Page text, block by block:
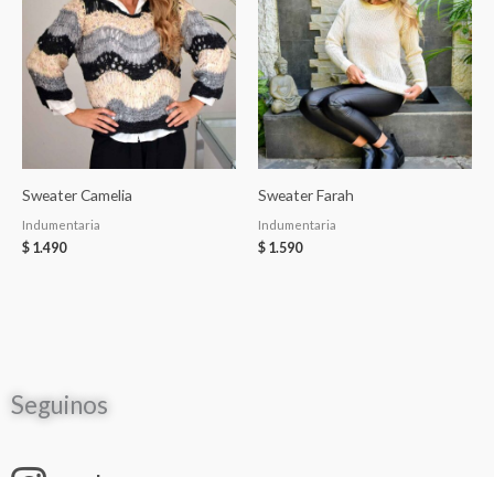
Sweater Camelia
Indumentaria
$ 1.490
Sweater Farah
Indumentaria
$ 1.590
Seguinos